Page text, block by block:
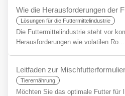
Lösungen für die Futtermittelindustrie
Die Futtermittelindustrie steht vor
Herausforderungen wie volatilen Ro...
Tierernährung
Möchten Sie das optimale Futter für